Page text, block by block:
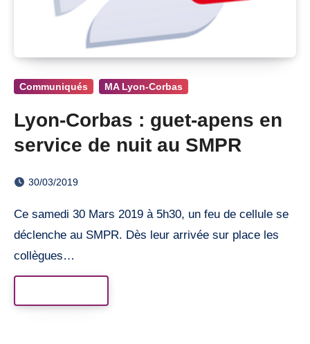
Communiqués MA Lyon-Corbas
Lyon-Corbas : guet-apens en
service de nuit au SMPR
30/03/2019
Ce samedi 30 Mars 2019 à 5h30, un feu de cellule se
déclenche au SMPR. Dès leur arrivée sur place les
collègues…